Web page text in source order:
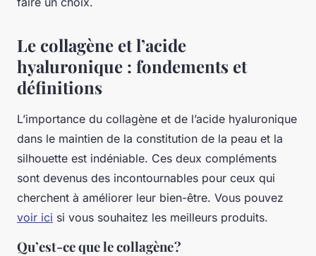
Le collagène et l’acide
hyaluronique : fondements et
définitions
L’importance du collagène et de l’acide hyaluronique
dans le maintien de la constitution de la peau et la
silhouette est indéniable. Ces deux compléments
sont devenus des incontournables pour ceux qui
cherchent à améliorer leur bien-être. Vous pouvez
voir ici si vous souhaitez les meilleurs produits.
Qu’est-ce que le collagène ?